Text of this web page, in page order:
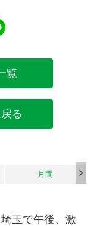
覧
る
月間
玉で午後、激